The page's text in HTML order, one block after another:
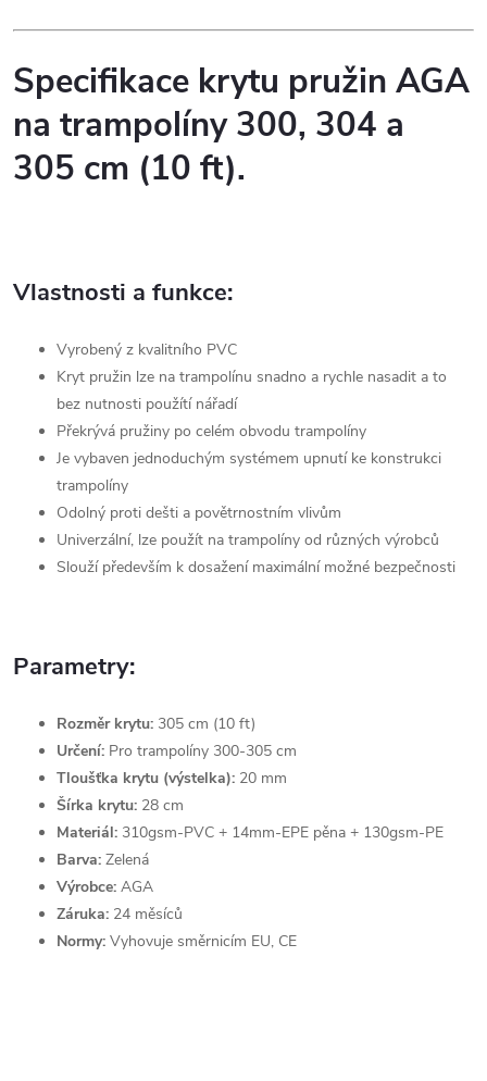
Specifikace krytu pružin AGA
na trampolíny 300, 304 a
305 cm (10 ft).
Vlastnosti a funkce:
Vyrobený z kvalitního PVC
Kryt pružin lze na trampolínu snadno a rychle nasadit a to
bez nutnosti použítí nářadí
Překrývá pružiny po celém obvodu trampolíny
Je vybaven jednoduchým systémem upnutí ke konstrukci
trampolíny
Odolný proti dešti a povětrnostním vlivům
Univerzální, lze použít na trampolíny od různých výrobců
Slouží především k dosažení maximální možné bezpečnosti
Parametry:
Rozměr krytu: 305 cm (10 ft)
Určení: Pro trampolíny 300-305 cm
Tloušťka krytu (výstelka): 20 mm
Šírka krytu: 28 cm
Materiál: 310gsm-PVC + 14mm-EPE pěna + 130gsm-PE
Barva: Zelená
Výrobce: AGA
Záruka: 24 měsíců
Normy: Vyhovuje směrnicím EU, CE